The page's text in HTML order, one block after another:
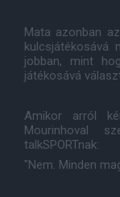
Mata azonban
jobban, mint
játékosává
Amikor arról
Mourinhoval
talkSPORTnak:
"Nem. Minden